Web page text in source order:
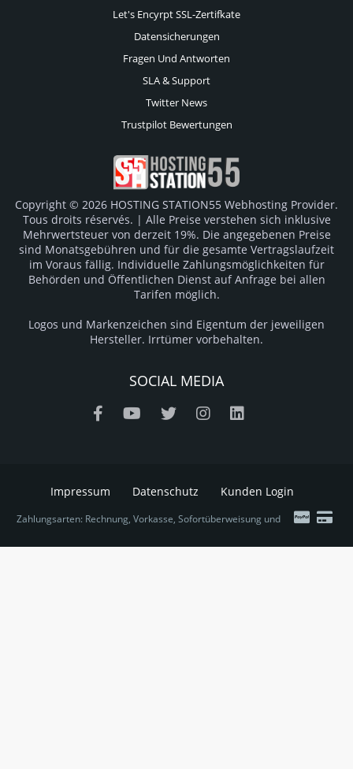
Let's Encyrpt SSL-Zertifkate
Datensicherungen
Fragen Und Antworten
SLA & Support
Twitter News
Trustpilot Bewertungen
Copyright © 2026 HOSTING STATION55 Webhosting Provider.
Tous droits réservés. | Alle Preise verstehen sich inklusive
Mehrwertsteuer von derzeit 19%. Die angegebenen Preise
sind Monatsgebühren und für die gesamte Vertragslaufzeit
im Voraus fällig. Individuelle Zahlungsmöglichkeiten für
Behörden und Öffentlichen Dienst auf Anfrage bei allen
Tarifen möglich.
Logos und Markenzeichen sind Eigentum der jeweiligen
Hersteller. Irrtümer vorbehalten.
SOCIAL MEDIA
Impressum Datenschutz Kunden Login
Zahlungsarten: Rechnung, Vorkasse, Sofortüberweisung und